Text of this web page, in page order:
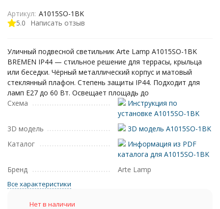
5.0 Написать отзыв
Артикул: A1015SO-1BK
Уличный подвесной светильник Arte Lamp A1015SO-1BK
BREMEN IP44 — стильное решение для террасы, крыльца
или беседки. Чёрный металлический корпус и матовый
стеклянный плафон. Степень защиты IP44. Подходит для
ламп E27 до 60 Вт. Освещает площадь до
Схема
Инструкция по
установке A1015SO-1BK
3D модель
3D модель A1015SO-1BK
Каталог
Информация из PDF
каталога для A1015SO-1BK
Бренд
Arte Lamp
Все характеристики
Нет в наличии